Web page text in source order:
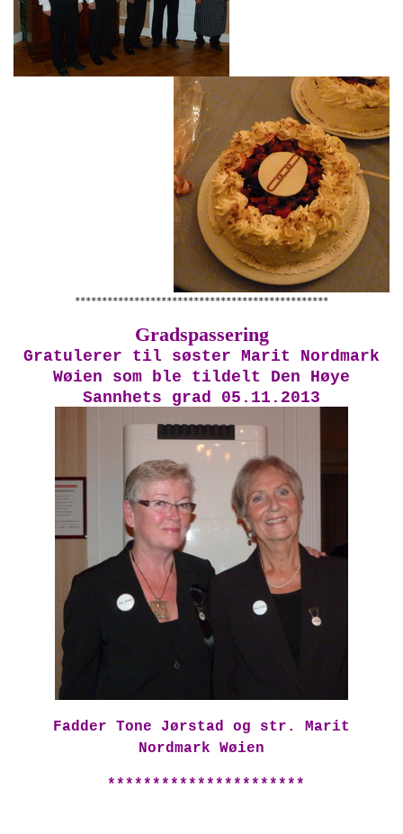
***********************************************
Gradspassering
Gratulerer til søster Marit Nordmark
Wøien som ble tildelt Den Høye
Sannhets grad 05.11.2013
Fadder Tone Jørstad og str. Marit
Nordmark Wøien
**********************